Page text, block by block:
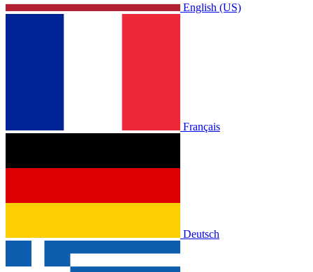
English (US)
Français
Deutsch